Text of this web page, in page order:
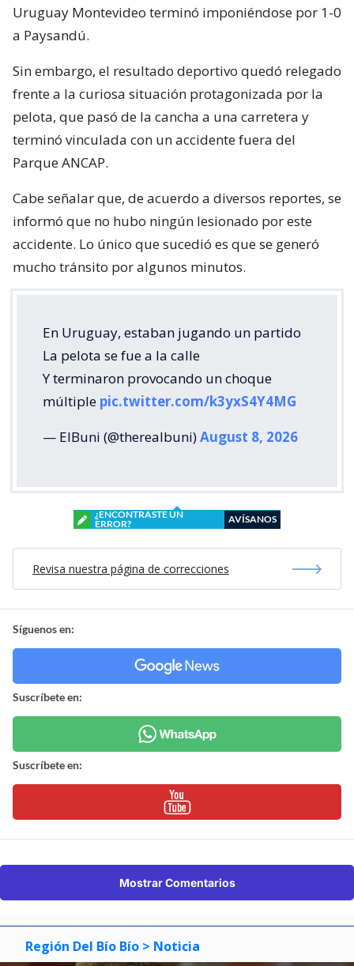
Uruguay Montevideo terminó imponiéndose por 1-0
a Paysandú.
Sin embargo, el resultado deportivo quedó relegado
frente a la curiosa situación protagonizada por la
pelota, que pasó de la cancha a una carretera y
terminó vinculada con un accidente fuera del
Parque ANCAP.
Cabe señalar que, de acuerdo a diversos reportes, se
informó que no hubo ningún lesionado por este
accidente. Lo único que sucedió es que se generó
mucho tránsito por algunos minutos.
En Uruguay, estaban jugando un partido
La pelota se fue a la calle
Y terminaron provocando un choque
múltiple pic.twitter.com/k3yxS4Y4MG
— ElBuni (@therealbuni)August 8, 2026
¿ENCONTRASTE UN
ERROR?
AVÍSANOS
Revisa nuestra página de correcciones
Síguenos en:
Suscríbete en:
Suscríbete en:
Mostrar Comentarios
Región Del Bío Bío > Noticia